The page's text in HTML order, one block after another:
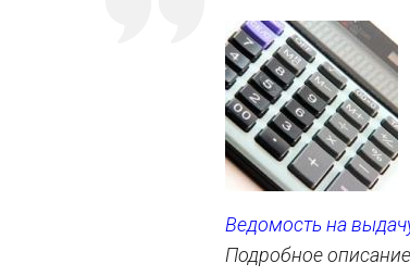
Ведомость на
Подробное